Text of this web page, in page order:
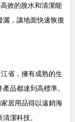
效的脫水和清潔能
灑，讓地面快速恢復
省，擁有成熟的生
品都達到高標準。
居用品得以遠銷海
潔科技。